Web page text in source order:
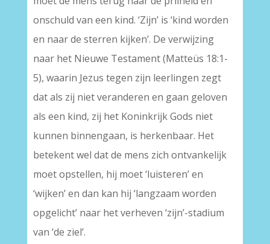
onschuld van een kind. ‘Zijn’ is ‘kind worden
en naar de sterren kijken’. De verwijzing
naar het Nieuwe Testament (Matteüs 18:1-
5), waarin Jezus tegen zijn leerlingen zegt
dat als zij niet veranderen en gaan geloven
als een kind, zij het Koninkrijk Gods niet
kunnen binnengaan, is herkenbaar. Het
betekent wel dat de mens zich ontvankelijk
moet opstellen, hij moet ‘luisteren’ en
‘wijken’ en dan kan hij ‘langzaam worden
opgelicht’ naar het verheven ‘zijn’-stadium
van ‘de ziel’.